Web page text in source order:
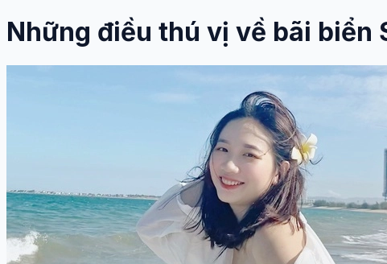
Những điều thú vị về bãi biển